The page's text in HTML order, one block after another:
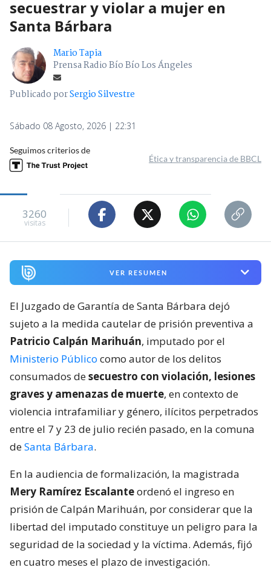
secuestrar y violar a mujer en
Santa Bárbara
Mario Tapia
Prensa Radio Bío Bío Los Ángeles
Publicado porSergio Silvestre
Sábado 08 Agosto, 2026 | 22:31
Seguimos criterios de
Ética y transparencia de BBCL
3260
visitas
VER RESUMEN
El Juzgado de Garantía de Santa Bárbara dejó
sujeto a la medida cautelar de prisión preventiva a
Patricio Calpán Marihuán, imputado por el
Ministerio Público como autor de los delitos
consumados desecuestro con violación, lesiones
graves y amenazas de muerte, en contexto de
violencia intrafamiliar y género, ilícitos perpetrados
entre el 7 y 23 de julio recién pasado, en la comuna
deSanta Bárbara.
En la audiencia de formalización, la magistrada
Mery Ramírez Escalanteordenó el ingreso en
prisión de Calpán Marihuán, por considerar que la
libertad del imputado constituye un peligro para la
seguridad de la sociedad y la víctima. Además, fijó
en cuatro meses el plazo de investigación.